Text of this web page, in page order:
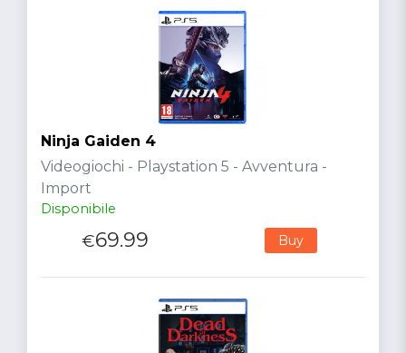
Ninja Gaiden 4
Videogiochi - Playstation 5 - Avventura -
Import
Disponibile
€69.99 Buy